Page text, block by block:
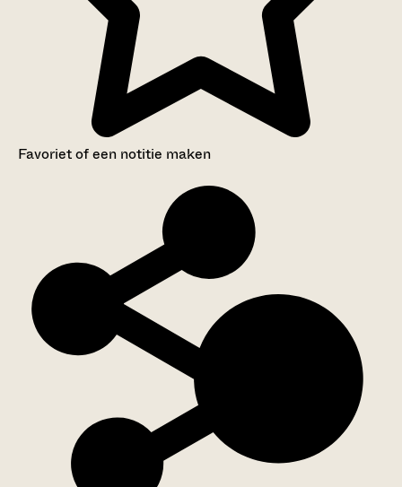
Favoriet of een notitie maken